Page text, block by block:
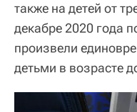
также на детей от
декабре 2020 года
произвели
детьми в возрасте